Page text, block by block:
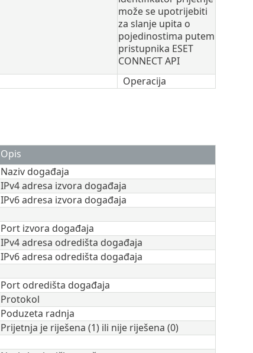
može se upotrijebiti
za slanje upita o
pojedinostima putem
pristupnika ESET
CONNECT API
Operacija
Opis
Naziv događaja
IPv4 adresa izvora događaja
IPv6 adresa izvora događaja
Port izvora događaja
IPv4 adresa odredišta događaja
IPv6 adresa odredišta događaja
Port odredišta događaja
Protokol
Poduzeta radnja
Prijetnja je riješena (1) ili nije riješena (0)